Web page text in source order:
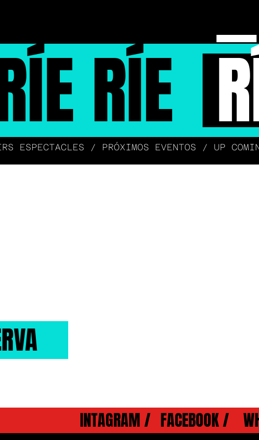
RÍE
ESPECTACLES / PRÓXIMOS EVENTOS / UP
INTAGRAM / FACEBOOK /